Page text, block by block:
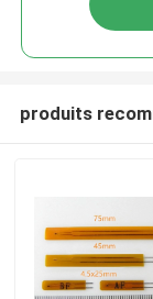
produits